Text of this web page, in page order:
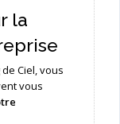
la
Ciel, vous
vous